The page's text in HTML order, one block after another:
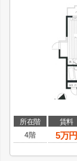
所在階 賃料
4階
5万円